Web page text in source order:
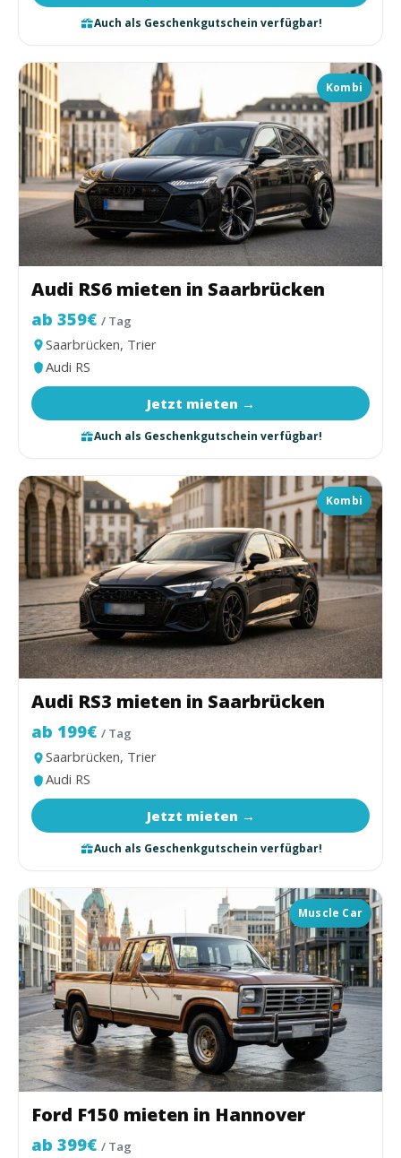
Auch als Geschenkgutschein verfügbar!
Kombi
Audi RS6 mieten in Saarbrücken
ab 359€ / Tag
Saarbrücken, Trier
Audi RS
Jetzt mieten →
Auch als Geschenkgutschein verfügbar!
Kombi
Audi RS3 mieten in Saarbrücken
ab 199€ / Tag
Saarbrücken, Trier
Audi RS
Jetzt mieten →
Auch als Geschenkgutschein verfügbar!
Muscle Car
Ford F150 mieten in Hannover
ab 399€ / Tag